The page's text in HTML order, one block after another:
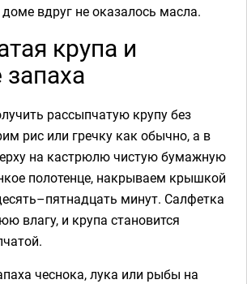
вдруг не оказалось масла.
крупа и
рассыпчатую крупу без
рис или гречку как обычно, а в
на кастрюлю чистую бумажную
полотенце, накрываем крышкой
минут. Салфетка
влагу, и крупа становится
чеснока, лука или рыбы на